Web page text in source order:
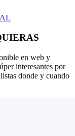
en web y
interesantes por
donde y cuando